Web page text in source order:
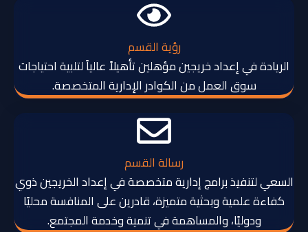
رؤية القسم
الريادة في إعداد خريجين مؤهلين تأهيلاً عالياً لتلبية احتياجات
سوق العمل من الكوادر الإدارية المتخصصة.
رسالة القسم
السعي لتنفيذ برامج إدارية متخصصة في إعداد الخريجين ذوي
كفاءة علمية وبحثية متميزة، قادرين على المنافسة محليًا
ودوليًا، والمساهمة في تنمية وخدمة المجتمع.